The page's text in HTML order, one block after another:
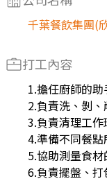
千葉餐飲集團(
打工內容
1.擔任廚師的
2.負責洗、剝、
3.負責清理工作
4.準備不同餐點
5.協助測量食材
6.負責擺盤、打